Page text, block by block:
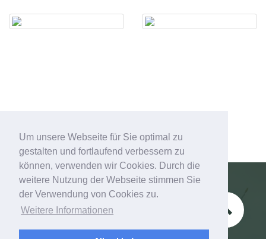
Um unsere Webseite für Sie optimal zu
gestalten und fortlaufend verbessern zu
können, verwenden wir Cookies. Durch die
weitere Nutzung der Webseite stimmen Sie
der Verwendung von Cookies zu.
Weitere Informationen
Schützenverein Esbeck e.V.
Zum Kontaktformular